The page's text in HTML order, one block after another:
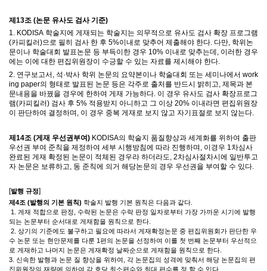
제 13조 (논문 유사도 검사 기준)
1. KODISA 학술지에 게재되는 학술지는 의무적으로 유사도 검사 확장 프로그램
(카피킬러)으로 필히 검사 한 후 5%이내로 맞추어 제출해야 한다. 다만, 학위논
문이나 학술대회 발표논문 등 부득이한 경우 10% 이내로 맞추는데 , 이러한 경우
에는 이에 대한 편집위원장이 수긍할 수 있는 자료를 제시해야 한다.
2. 연구보고서 석·박사 학위 논문의 요약본이나 학술대회 또는 세미나에서 work
ing paper의 형태로 발표된 논문 등은 각주로 출처를 반드시 밝히고 제목과 본
문내용을 바꿨을 경우에 한하여 게재 가능하다 이 경우 유사도 검사 확장프로그
램(카피킬러) 검사 후 5% 적용받지 아니하고 그 이상 20% 이내라면 편집위원장
이 판단하여 결정하며, 이 경우 중복 게재로 보지 않고 자기표절로 보지 않는다
제 14조 (게재 우선권부여) KODISA의 학술지 품질향상과 세계화를 위하여 출판
우선권 부여 준칙을 제정하여 세부 시행방침에 따라 진행하며, 이경우 1차심사
완료된 게재 확정된 논문이 적체된 경우라 하더라도, 2차심사절차시에 일반투고
자 논문은 보류하고, 동 준칙에 의거 해당논문의 경우 우선권을 부여할 수 있다.
[발행 규정]
제 4조 (발행의 기본 원칙) 학술지 발행 기본 원칙은 다음과 같다.
1. 게재 적합으로 판정, 수락된 논문은 수락 판정 일자로부터 가장 가까운 시기에 발행
되는 논문부터 순서대로 게재함을 원칙으로 한다.
2. 상기의 기준에도 불구하고 필요에 따라서 게재확정논문 중 편집위원회가 판단한 우
수 논문 또는 현안문제를 다룬 1편의 논문을 선정하여 이를 첫 번째 논문부터 우선적으
로 게재하고 나머지 논문은 게재확정 날짜순으로 게재함을 원칙으로 한다.
3. 신속한 발행과 논문 질 향상을 위하여 , 각 논문집의 성격에 맞춰서 해당 논문집의 편
집위원장의 재량에 의하여 각 호당 최소편수와 최대 편수를 정 할 수 있다